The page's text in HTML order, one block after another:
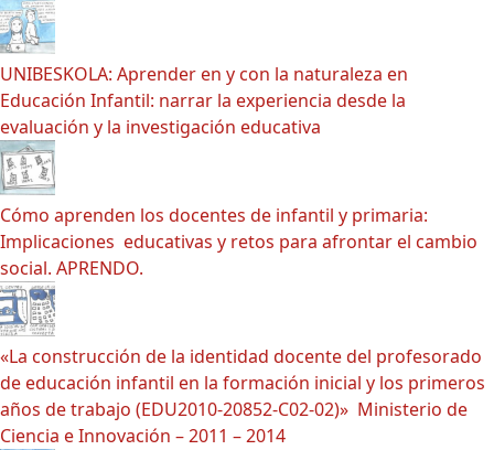
UNIBESKOLA: Aprender en y con la naturaleza en
Educación Infantil: narrar la experiencia desde la
evaluación y la investigación educativa
Cómo aprenden los docentes de infantil y primaria:
Implicaciones educativas y retos para afrontar el cambio
social. APRENDO.
«La construcción de la identidad docente del profesorado
de educación infantil en la formación inicial y los primeros
años de trabajo (EDU2010-20852-C02-02)» Ministerio de
Ciencia e Innovación – 2011 – 2014